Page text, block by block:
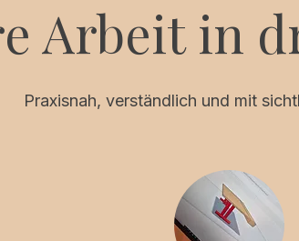
Arbeit in
Praxisnah, verständlich und mit